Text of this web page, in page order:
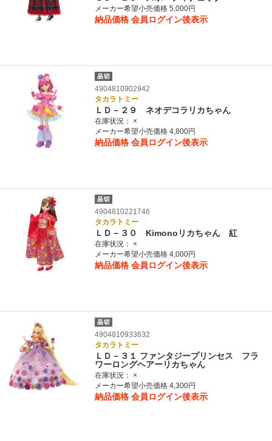
メーカー希望小売価格 5,000円
納品価格 会員ログイン後表示
4904810902942
タカラトミー
ＬＤ－２９ ネオデコラリカちゃん
在庫状況：
×
メーカー希望小売価格 4,800円
納品価格 会員ログイン後表示
4904810221746
タカラトミー
ＬＤ－３０ Kimonoリカちゃん 紅
在庫状況：
×
メーカー希望小売価格 4,000円
納品価格 会員ログイン後表示
4904810933632
タカラトミー
ＬＤ－３１ ファンタジープリンセス フラ
ワーロングヘアーリカちゃん
在庫状況：
×
メーカー希望小売価格 4,300円
納品価格 会員ログイン後表示